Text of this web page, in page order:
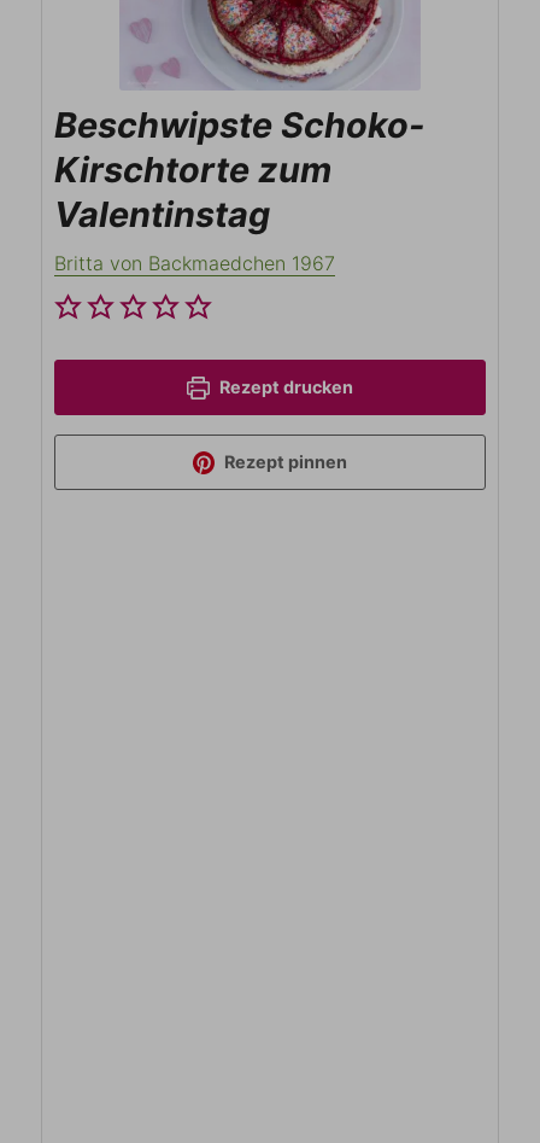
Beschwipste Schoko-
Kirschtorte zum
Valentinstag
Britta von Backmaedchen 1967
Rezept drucken
Rezept pinnen